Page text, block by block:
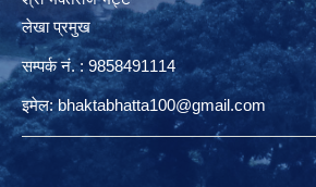
लेखा प्रमुख
सम्पर्क नं. : 9858491114
इमेल:bhaktabhatta100@gmail.com